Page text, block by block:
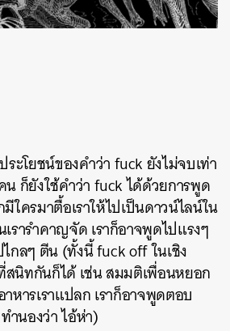
ะโยชน์ของคำว่า fuck ยังไม่จบเท่า
ก็ยังใช้คำว่า fuck ได้ด้วยการพูด
ใครมาตื้อเราให้ไปเป็นดาวน์ไลน์ใน
รารำคาญจัด เราก็อาจพูดไปแรงๆ
กลๆ ตีน (ทั้งนี้ fuck off ในเชิง
นิทกันก็ได้ เช่น สมมติเพื่อนหยอก
หารเราแปลก เราก็อาจพูดตอบ
ำนองว่า ไอ้ห่า)
TWEET LINE EMAIL